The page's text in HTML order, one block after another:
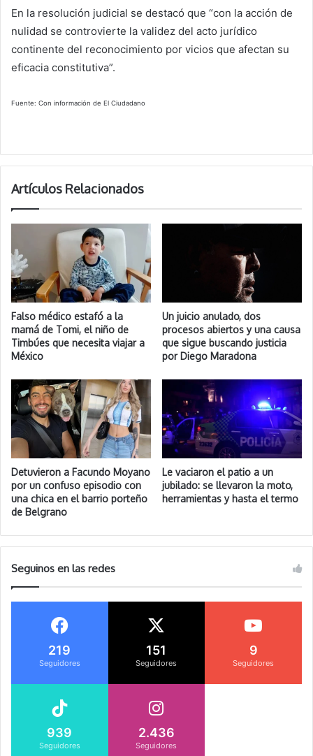
En la resolución judicial se destacó que “con la acción de
nulidad se controvierte la validez del acto jurídico
continente del reconocimiento por vicios que afectan su
eficacia constitutiva”.
Fuente: Con información de El Ciudadano
Artículos Relacionados
Falso médico estafó a la
mamá de Tomi, el niño de
Timbúes que necesita viajar a
México
Un juicio anulado, dos
procesos abiertos y una causa
que sigue buscando justicia
por Diego Maradona
Detuvieron a Facundo Moyano
por un confuso episodio con
una chica en el barrio porteño
de Belgrano
Le vaciaron el patio a un
jubilado: se llevaron la moto,
herramientas y hasta el termo
Seguinos en las redes
219
Seguidores
151
Seguidores
9
Seguidores
939
Seguidores
2.436
Seguidores